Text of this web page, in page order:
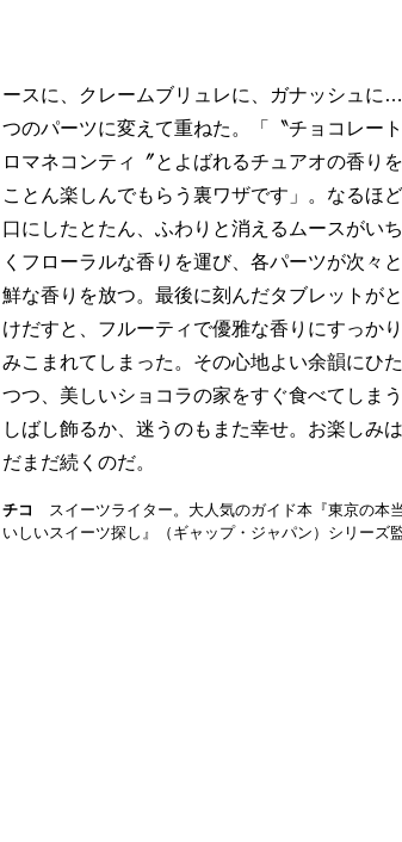
ースに、クレームブリュレに、ガナッシュ
つのパーツに変えて重ねた。「〝チョコレー
ロマネコンティ〞とよばれるチュアオの香り
ことん楽しんでもらう裏ワザです」。なるほど
口にしたとたん、ふわりと消えるムースがい
くフローラルな香りを運び、各パーツが次々
鮮な香りを放つ。最後に刻んだタブレットが
けだすと、フルーティで優雅な香りにすっか
みこまれてしまった。その心地よい余韻にひた
つつ、美しいショコラの家をすぐ食べてしま
しばし飾るか、迷うのもまた幸せ。お楽しみ
だまだ続くのだ。
チコ
スイーツライター。大人気のガイド本『東京の本
いしいスイーツ探し』（ギャップ・ジャパン）シリーズ監